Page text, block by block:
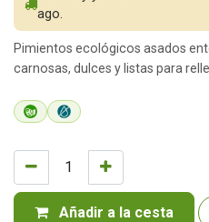
Añadir a la cesta
ago.
Pimientos ecológicos asados
carnosas, dulces y listas para